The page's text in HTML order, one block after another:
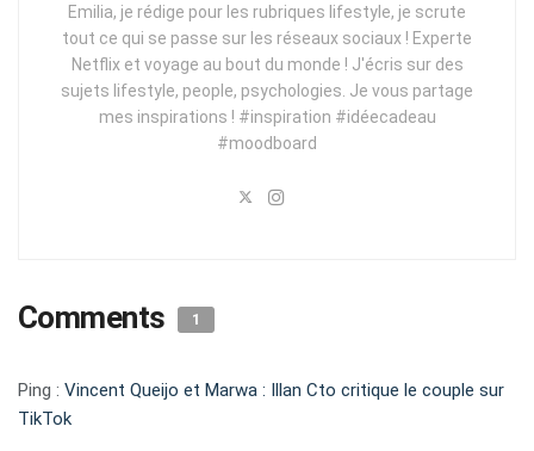
Emilia, je rédige pour les rubriques lifestyle, je scrute
tout ce qui se passe sur les réseaux sociaux ! Experte
Netflix et voyage au bout du monde ! J'écris sur des
sujets lifestyle, people, psychologies. Je vous partage
mes inspirations ! #inspiration #idéecadeau
#moodboard
Comments 1
Ping : Vincent Queijo et Marwa : Illan Cto critique le couple sur
TikTok